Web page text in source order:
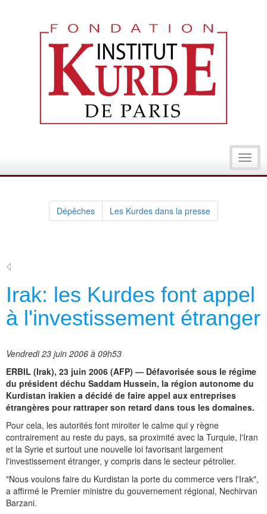
Dépêches Les Kurdes dans la presse
Irak: les Kurdes font appel
à l'investissement étranger
Vendredi 23 juin 2006 à 09h53
ERBIL (Irak), 23 juin 2006 (AFP) — Défavorisée sous le régime
du président déchu Saddam Hussein, la région autonome du
Kurdistan irakien a décidé de faire appel aux entreprises
étrangères pour rattraper son retard dans tous les domaines.
Pour cela, les autorités font miroiter le calme qui y règne
contrairement au reste du pays, sa proximité avec la Turquie, l'Iran
et la Syrie et surtout une nouvelle loi favorisant largement
l'investissement étranger, y compris dans le secteur pétrolier.
"Nous voulons faire du Kurdistan la porte du commerce vers l'Irak",
a affirmé le Premier ministre du gouvernement régional, Nechirvan
Barzani.